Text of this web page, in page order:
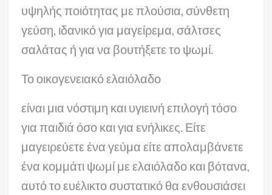
υψηλής ποιότητας με πλούσια, σύνθετη
γεύση, ιδανικό για μαγείρεμα, σάλτσες
σαλάτας ή για να βουτήξετε το ψωμί.
Το οικογενειακό ελαιόλαδο
είναι μια νόστιμη και υγιεινή επιλογή τόσο
για παιδιά όσο και για ενήλικες. Είτε
μαγειρεύετε ένα γεύμα είτε απολαμβάνετε
ένα κομμάτι ψωμί με ελαιόλαδο και βότανα,
αυτό το ευέλικτο συστατικό θα ενθουσιάσει